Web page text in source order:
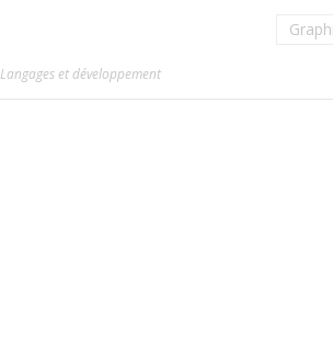
Langages et développement